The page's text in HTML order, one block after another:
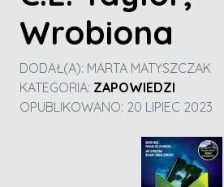
Wrobiona
DODAŁ(A): MARTA MATYSZCZAK
KATEGORIA: ZAPOWIEDZI
OPUBLIKOWANO: 20 LIPIEC 2023